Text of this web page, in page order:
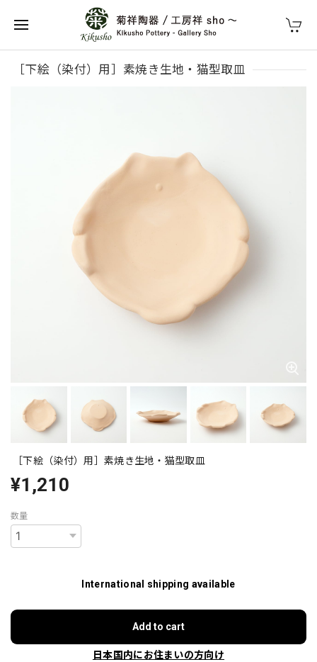
［下絵（染付）用］素焼き生地・猫型取皿
［下絵（染付）用］素焼き生地・猫型取皿
¥1,210
数量
International shipping available
Add to cart
日本国内にお住まいの方向け